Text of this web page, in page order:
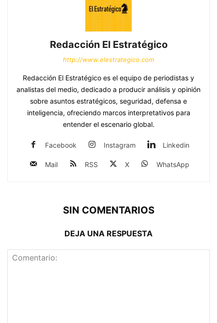
Redacción El Estratégico
http://www.elestrategico.com
Redacción El Estratégico es el equipo de periodistas y
analistas del medio, dedicado a producir análisis y opinión
sobre asuntos estratégicos, seguridad, defensa e
inteligencia, ofreciendo marcos interpretativos para
entender el escenario global.
Facebook Instagram Linkedin
Mail RSS X WhatsApp
SIN COMENTARIOS
DEJA UNA RESPUESTA